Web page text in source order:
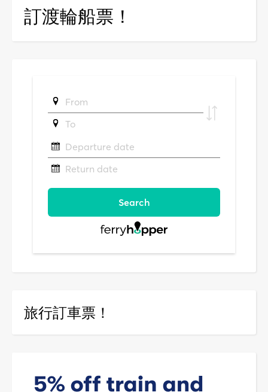
訂渡輪船票！
旅行訂車票！